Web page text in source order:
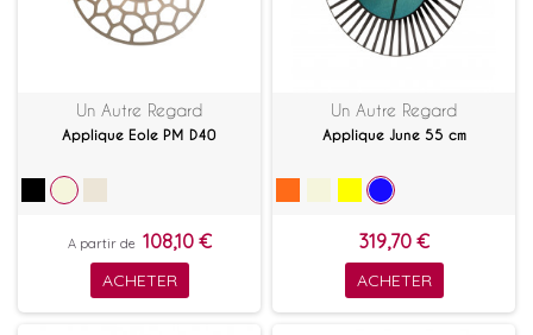
Un Autre Regard
Applique Eole PM D40
A partir de 108,10 €
ACHETER
Un Autre Regard
Applique June 55 cm
319,70 €
ACHETER